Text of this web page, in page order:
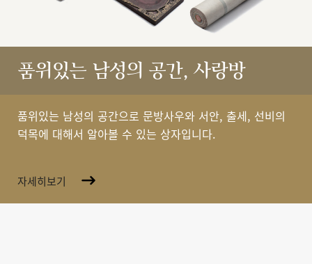
품위있는 남성의 공간, 사랑방
품위있는 남성의 공간으로 문방사우와 서안, 출세, 선비의
덕목에 대해서 알아볼 수 있는 상자입니다.
자세히보기